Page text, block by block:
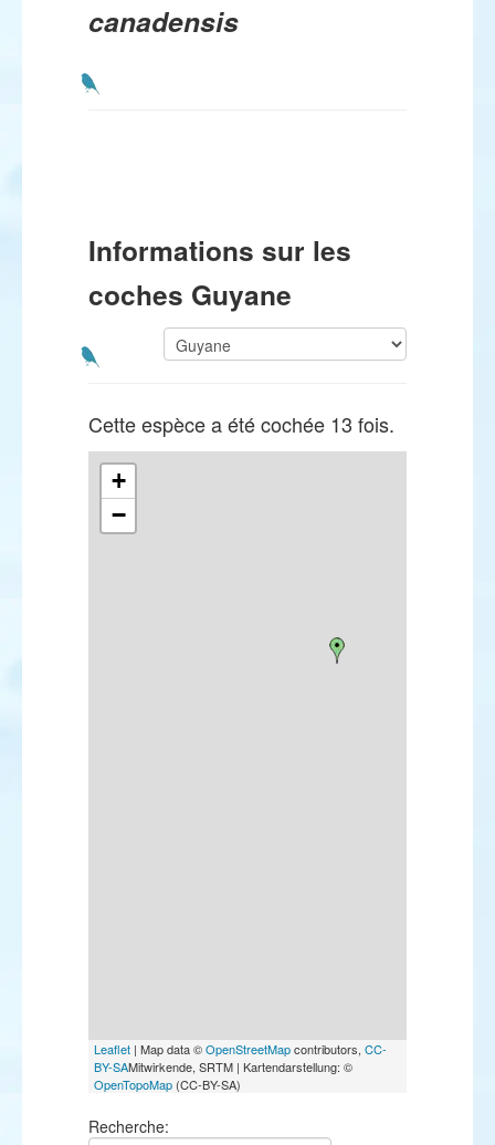
canadensis
Informations sur les
coches Guyane
Cette espèce a été cochée 13 fois.
+
−
Leaflet | Map data ©OpenStreetMapcontributors, CC-
BY-SAMitwirkende, SRTM | Kartendarstellung: ©
OpenTopoMap (CC-BY-SA)
Recherche: